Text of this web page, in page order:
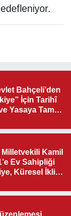
Bahçeli’den
İçin Tarihî
Yasaya Tam
Kamil
Ev Sahipliği
Küresel İklim